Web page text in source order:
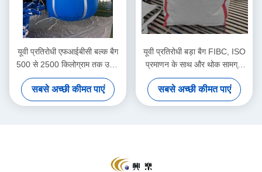
यूवी प्रतिरोधी एफआईबीसी बल्क बैग
500 से 2500 किलोग्राम तक उठाने
की क्षमता के साथ टिकाऊ
पॉलीप्रोपाइलीन से बना
सबसे अच्छी कीमत पाएं
यूवी प्रतिरोधी बड़ा बैग FIBC, ISO
प्रमाणन के साथ और थोक सामग्री
प्रबंधन के लिए 500-2500kg उठाने
की क्षमता
सबसे अच्छी कीमत पाएं